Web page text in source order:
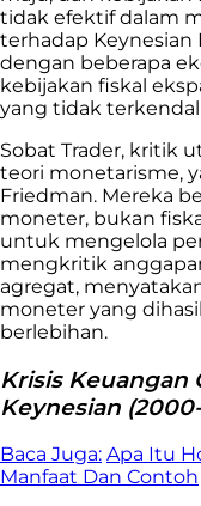
tidak efektif dalam
terhadap
dengan beberapa
kebijakan fiskal
yang tidak
Sobat Trader, kritik
teori monetarisme,
Friedman. Mereka
moneter, bukan
untuk mengelola
mengkritik
agregat,
moneter yang
berlebihan.
Krisis Keuangan
Keynesian
Baca Juga: Apa Itu
Manfaat Dan Contoh